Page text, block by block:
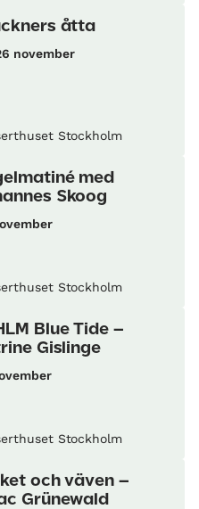
åtta
november
Stockholm
med
Skoog
Stockholm
Blue Tide –
Gislinge
Stockholm
och väven –
Grünewald